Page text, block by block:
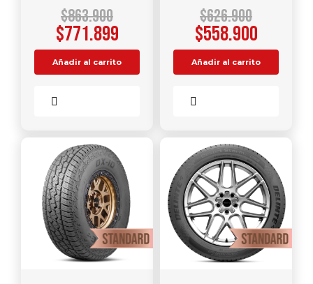
$863.900
$771.899
Añadir al carrito
$626.900
$558.900
Añadir al carrito